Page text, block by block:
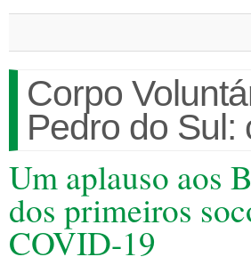
Corpo
Pedro do
Um aplauso aos
dos primeiros
COVID-19